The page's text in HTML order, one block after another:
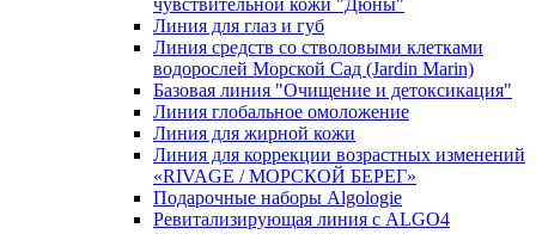
чувcтвительной кожи "Дюны"
Линия для глаз и губ
Линия средств со стволовыми клетками
водорослей Морской Сад (Jardin Marin)
Базовая линия "Очищение и детоксикация"
Линия глобальное омоложение
Линия для жирной кожи
Линия для коррекции возрастных изменений
«RIVAGE / МОРСКОЙ БЕРЕГ»
Подарочные наборы Algologie
Ревитализирующая линия с ALGO4